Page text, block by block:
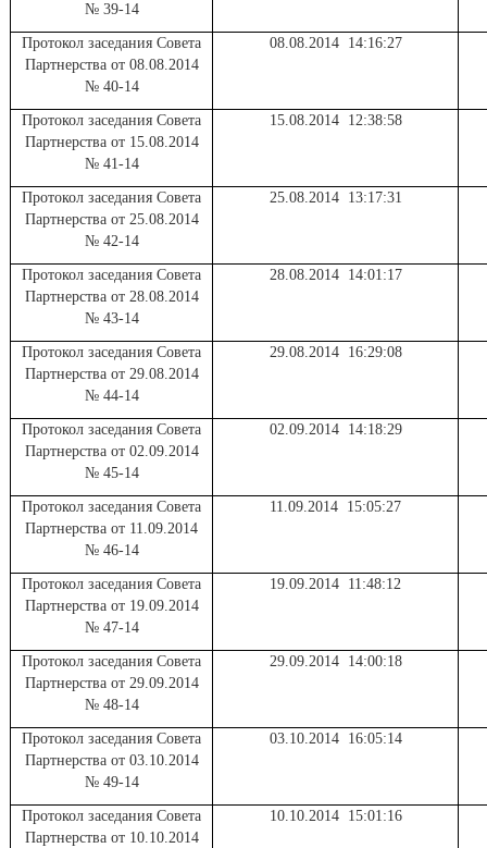
№ 39-14
Протокол заседания Совета
Партнерства от 08.08.2014
№ 40-14
08.08.2014 14:16:27
Протокол заседания Совета
Партнерства от 15.08.2014
№ 41-14
15.08.2014 12:38:58
Протокол заседания Совета
Партнерства от 25.08.2014
№ 42-14
25.08.2014 13:17:31
Протокол заседания Совета
Партнерства от 28.08.2014
№ 43-14
28.08.2014 14:01:17
Протокол заседания Совета
Партнерства от 29.08.2014
№ 44-14
29.08.2014 16:29:08
Протокол заседания Совета
Партнерства от 02.09.2014
№ 45-14
02.09.2014 14:18:29
Протокол заседания Совета
Партнерства от 11.09.2014
№ 46-14
11.09.2014 15:05:27
Протокол заседания Совета
Партнерства от 19.09.2014
№ 47-14
19.09.2014 11:48:12
Протокол заседания Совета
Партнерства от 29.09.2014
№ 48-14
29.09.2014 14:00:18
Протокол заседания Совета
Партнерства от 03.10.2014
№ 49-14
03.10.2014 16:05:14
Протокол заседания Совета
Партнерства от 10.10.2014
10.10.2014 15:01:16